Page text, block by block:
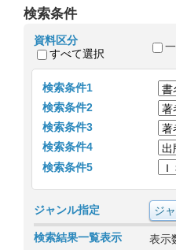
検索条件
資料区分
すべて選択
検索条件1
検索条件2
検索条件3
検索条件4
検索条件5
ジャンル指定
検索結果一覧表示 表示